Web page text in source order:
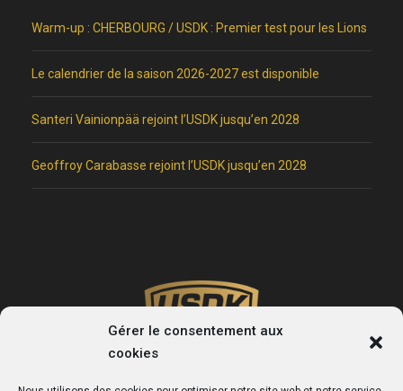
Gérer le consentement aux
cookies
Warm-up : CHERBOURG / USDK : Premier test pour les Lions
Le calendrier de la saison 2026-2027 est disponible
Santeri Vainionpää rejoint l’USDK jusqu’en 2028
Geoffroy Carabasse rejoint l’USDK jusqu’en 2028